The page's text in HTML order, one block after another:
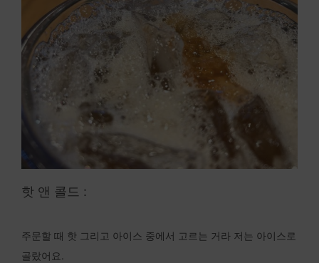
핫 앤 콜드 :
주문할 때 핫 그리고 아이스 중에서 고르는 거라 저는 아이스로
골랐어요.